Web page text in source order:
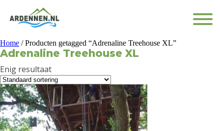
Home / Producten getagged “Adrenaline Treehouse XL”
Adrenaline Treehouse XL
Enig resultaat